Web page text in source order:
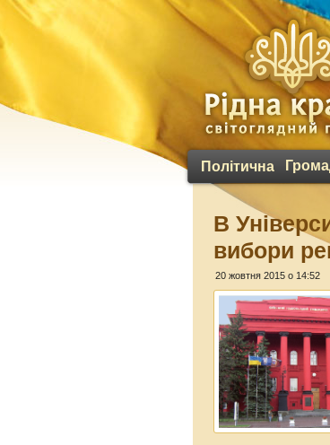
Політична
В
вибори
20 жовтня 2015 о 14:52